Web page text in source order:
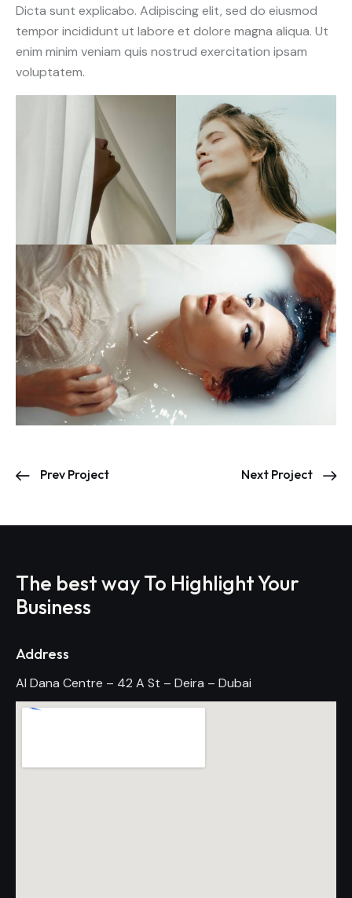
Dicta sunt explicabo. Adipiscing elit, sed do eiusmod
tempor incididunt ut labore et dolore magna aliqua. Ut
enim minim veniam quis nostrud exercitation ipsam
voluptatem.
Prev Project Next Project
The best way To Highlight Your
Business
Address
Al Dana Centre – 42 A St – Deira – Dubai